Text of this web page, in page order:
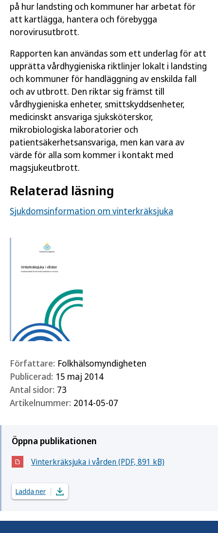
på hur landsting och kommuner har arbetat för
att kartlägga, hantera och förebygga
norovirusutbrott.
Rapporten kan användas som ett underlag för att
upprätta vårdhygieniska riktlinjer lokalt i landsting
och kommuner för handläggning av enskilda fall
och av utbrott. Den riktar sig främst till
vårdhygieniska enheter, smittskyddsenheter,
medicinskt ansvariga sjuksköterskor,
mikrobiologiska laboratorier och
patientsäkerhetsansvariga, men kan vara av
värde för alla som kommer i kontakt med
magsjukeutbrott.
Relaterad läsning
Sjukdomsinformation om vinterkräksjuka
Författare: Folkhälsomyndigheten
Publicerad: 15 maj 2014
Antal sidor: 73
Artikelnummer: 2014-05-07
Öppna publikationen
Vinterkräksjuka i vården (PDF, 891 kB)
(Öppnas i nytt fönster)
Ladda ner